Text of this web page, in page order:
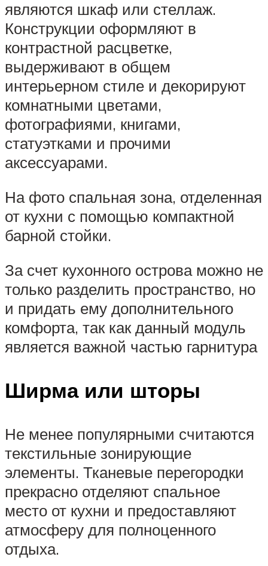
являются шкаф или стеллаж.
Конструкции оформляют в
контрастной расцветке,
выдерживают в общем
интерьерном стиле и декорируют
комнатными цветами,
фотографиями, книгами,
статуэтками и прочими
аксессуарами.
На фото спальная зона, отделенная
от кухни с помощью компактной
барной стойки.
За счет кухонного острова можно не
только разделить пространство, но
и придать ему дополнительного
комфорта, так как данный модуль
является важной частью гарнитура
Ширма или шторы
Не менее популярными считаются
текстильные зонирующие
элементы. Тканевые перегородки
прекрасно отделяют спальное
место от кухни и предоставляют
атмосферу для полноценного
отдыха.